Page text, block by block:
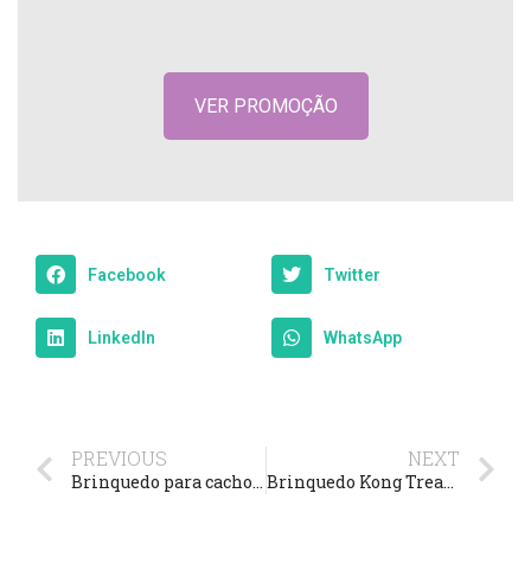
VER PROMOÇÃO
Facebook Twitter
LinkedIn WhatsApp
PREVIOUS
Brinquedo para cachorro roer de nylon Pet Games *DoginJoy
NEXT
Brinquedo Kong Treat Duo Dispenser com 35% de desconto *DogoPets